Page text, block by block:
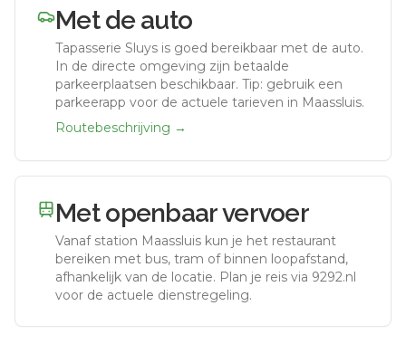
Met de auto
Tapasserie Sluys is goed bereikbaar met de auto.
In de directe omgeving zijn betaalde
parkeerplaatsen beschikbaar. Tip: gebruik een
parkeerapp voor de actuele tarieven in Maassluis.
Routebeschrijving →
Met openbaar vervoer
Vanaf station Maassluis kun je het restaurant
bereiken met bus, tram of binnen loopafstand,
afhankelijk van de locatie. Plan je reis via 9292.nl
voor de actuele dienstregeling.